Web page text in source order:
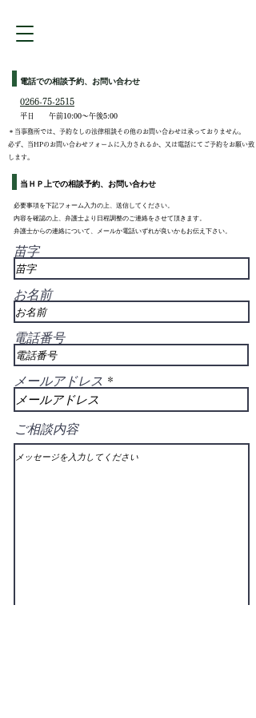
​電話での相談予約、お問い合わせ
0266-75-2515
平日 午前10:00～午後5:00
＊当事務所では、予約なしの法律相談その他のお問い合わせは承っておりません。
必ず、当HPのお問い合わせフォームに入力されるか、又は電話にてご予約をお願い致
します。
当ＨＰ上での相談予約、お問い合わせ
必要事項を下記フォーム入力の上、送信してください。
内容を確認の上、弁護士より日程調整のご連絡をさせて頂きます。
弁護士からの連絡について、メールか電話いずれが良いかもお伝え​下さい。
苗字
お名前
電話番号
メールアドレス
ご相談内容